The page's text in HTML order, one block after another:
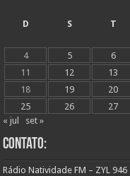
D
S T
4
5 6
11
12 13
18
19 20
25
26 27
« jul
set »
Contato:
Rádio Natividade FM – ZYL 946